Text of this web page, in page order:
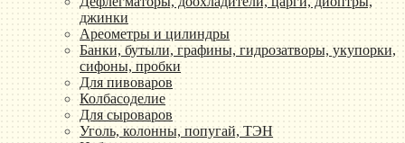
джинки
Ареометры и цилиндры
Банки, бутыли, графины, гидрозатворы, укупорки,
сифоны, пробки
Для пивоваров
Колбасоделие
Для сыроваров
Уголь, колонны, попугай, ТЭН